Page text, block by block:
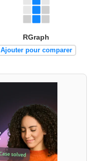
RGraph
Ajouter pour comparer